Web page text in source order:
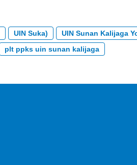
UIN Suka)
UIN Sunan Kalijaga
plt ppks uin sunan kalijaga